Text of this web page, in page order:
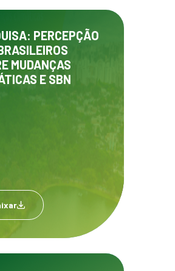
PERCEPÇÃO
MUDANÇAS
E SBN